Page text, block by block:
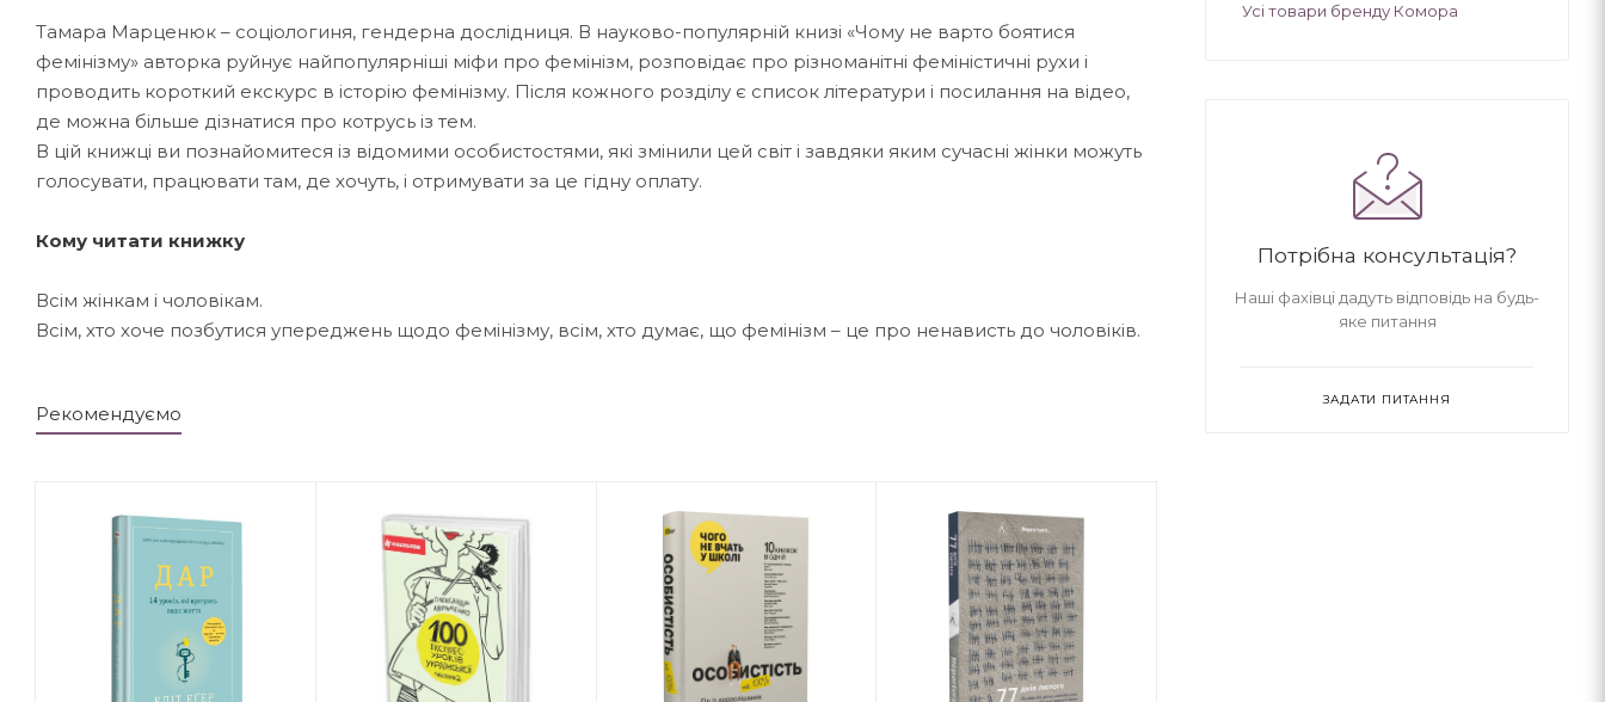
Тамара Марценюк – соціологиня, гендерна дослідниця. В науково-популярній книзі «Чому не варто боятися
фемінізму» авторка руйнує найпопулярніші міфи про фемінізм, розповідає про різноманітні феміністичні рухи і
проводить короткий екскурс в історію фемінізму. Після кожного розділу є список літератури і посилання на відео,
де можна більше дізнатися про котрусь із тем.
В цій книжці ви познайомитеся із відомими особистостями, які змінили цей світ і завдяки яким сучасні жінки можуть
голосувати, працювати там, де хочуть, і отримувати за це гідну оплату.
Кому читати книжку
Всім жінкам і чоловікам.
Всім, хто хоче позбутися упереджень щодо фемінізму, всім, хто думає, що фемінізм – це про ненависть до чоловіків.
Рекомендуємо
Усі товари бренду Комора
Потрібна консультація?
Наші фахівці дадуть відповідь на будь-
яке питання
ЗАДАТИ ПИТАННЯ